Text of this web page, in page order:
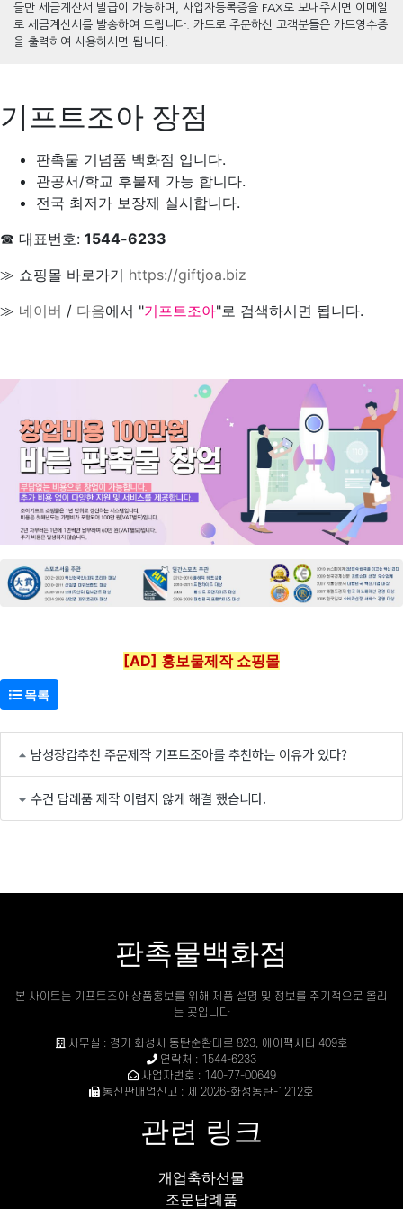
들만 세금계산서 발급이 가능하며, 사업자등록증을 FAX로 보내주시면 이메일
로 세금계산서를 발송하여 드립니다. 카드로 주문하신 고객분들은 카드영수증
을 출력하여 사용하시면 됩니다.
기프트조아 장점
판촉물 기념품 백화점 입니다.
관공서/학교 후불제 가능 합니다.
전국 최저가 보장제 실시합니다.
☎ 대표번호: 1544-6233
≫ 쇼핑몰 바로가기 https://giftjoa.biz
≫ 네이버 / 다음에서 "기프트조아"로 검색하시면 됩니다.
[AD] 홍보물제작 쇼핑몰
목록
남성장갑추천 주문제작 기프트조아를 추천하는 이유가 있다?
수건 답례품 제작 어렵지 않게 해결 했습니다.
판촉물백화점
본 사이트는 기프트조아 상품홍보를 위해 제품 설명 및 정보를 주기적으로 올리
는 곳입니다
사무실 : 경기 화성시 동탄순환대로 823, 에이팩시티 409호
연락처 : 1544-6233
사업자번호 : 140-77-00649
통신판매업신고 : 제 2026-화성동탄-1212호
관련 링크
개업축하선물
조문답례품